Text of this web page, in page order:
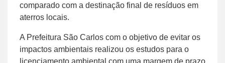
comparado com a destinação final de resíduos em
aterros locais.
A Prefeitura São Carlos com o objetivo de evitar os
impactos ambientais realizou os estudos para o
licenciamento ambiental com uma margem de prazo